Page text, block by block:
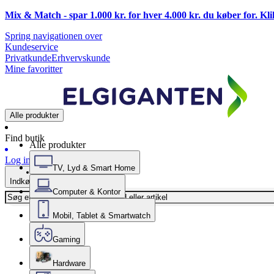
Mix & Match - spar 1.000 kr. for hver 4.000 kr. du køber for.
Spring navigationen over
Kundeservice
PrivatkundeErhvervskunde
Mine favoritter
Alle produkter
Find butik
Log ind
Indkøbskurv
Alle produkter
TV, Lyd & Smart Home
Computer & Kontor
Mobil, Tablet & Smartwatch
Gaming
Hardware